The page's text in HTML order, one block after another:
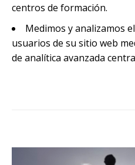
centros de formación.
Medimos y analizamos
usuarios de su sitio web
de analítica avanzada